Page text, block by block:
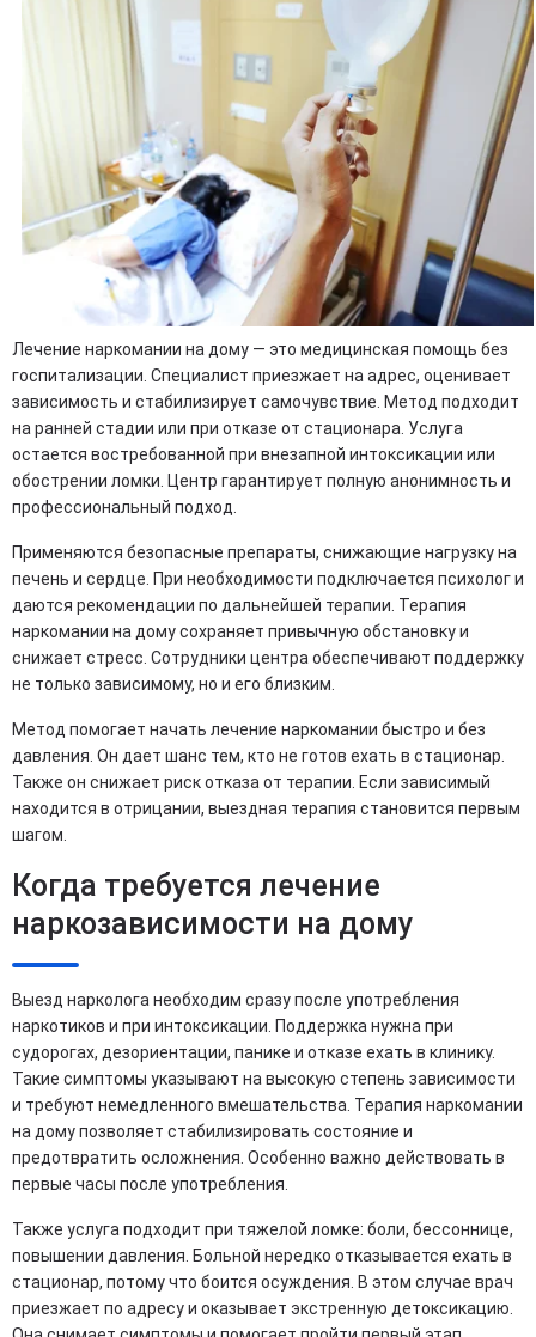
Лечение наркомании на дому — это медицинская помощь без
госпитализации. Специалист приезжает на адрес, оценивает
зависимость и стабилизирует самочувствие. Метод подходит
на ранней стадии или при отказе от стационара. Услуга
остается востребованной при внезапной интоксикации или
обострении ломки. Центр гарантирует полную анонимность и
профессиональный подход.
Применяются безопасные препараты, снижающие нагрузку на
печень и сердце. При необходимости подключается психолог и
даются рекомендации по дальнейшей терапии. Терапия
наркомании на дому сохраняет привычную обстановку и
снижает стресс. Сотрудники центра обеспечивают поддержку
не только зависимому, но и его близким.
Метод помогает начать лечение наркомании быстро и без
давления. Он дает шанс тем, кто не готов ехать в стационар.
Также он снижает риск отказа от терапии. Если зависимый
находится в отрицании, выездная терапия становится первым
шагом.
Когда требуется лечение
наркозависимости на дому
Выезд нарколога необходим сразу после употребления
наркотиков и при интоксикации. Поддержка нужна при
судорогах, дезориентации, панике и отказе ехать в клинику.
Такие симптомы указывают на высокую степень зависимости
и требуют немедленного вмешательства. Терапия наркомании
на дому позволяет стабилизировать состояние и
предотвратить осложнения. Особенно важно действовать в
первые часы после употребления.
Также услуга подходит при тяжелой ломке: боли, бессоннице,
повышении давления. Больной нередко отказывается ехать в
стационар, потому что боится осуждения. В этом случае врач
приезжает по адресу и оказывает экстренную детоксикацию.